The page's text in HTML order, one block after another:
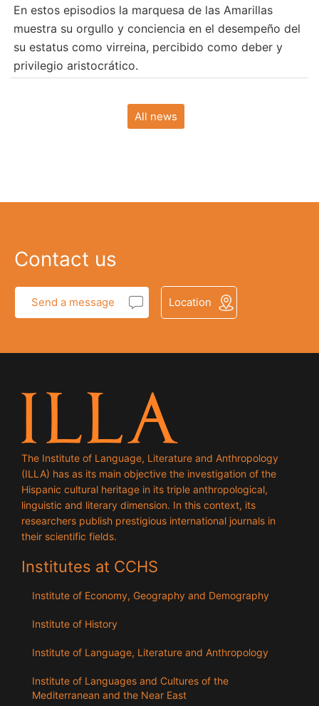
En estos episodios la marquesa de las Amarillas
muestra su orgullo y conciencia en el desempeño del
su estatus como virreina, percibido como deber y
privilegio aristocrático.
All news
Contact us
Send a message Location
The Institute of Language, Literature and Anthropology
(ILLA) has as its main objective the investigation of the
Hispanic cultural heritage in its triple anthropological,
linguistic and literary dimension. In this context, its
researchers publish prestigious international journals in
their scientific fields.
Institutes at CCHS
Institute of Economy, Geography and Demography
Institute of History
Institute of Language, Literature and Anthropology
Institute of Languages ​​and Cultures of the
Mediterranean and the Near East